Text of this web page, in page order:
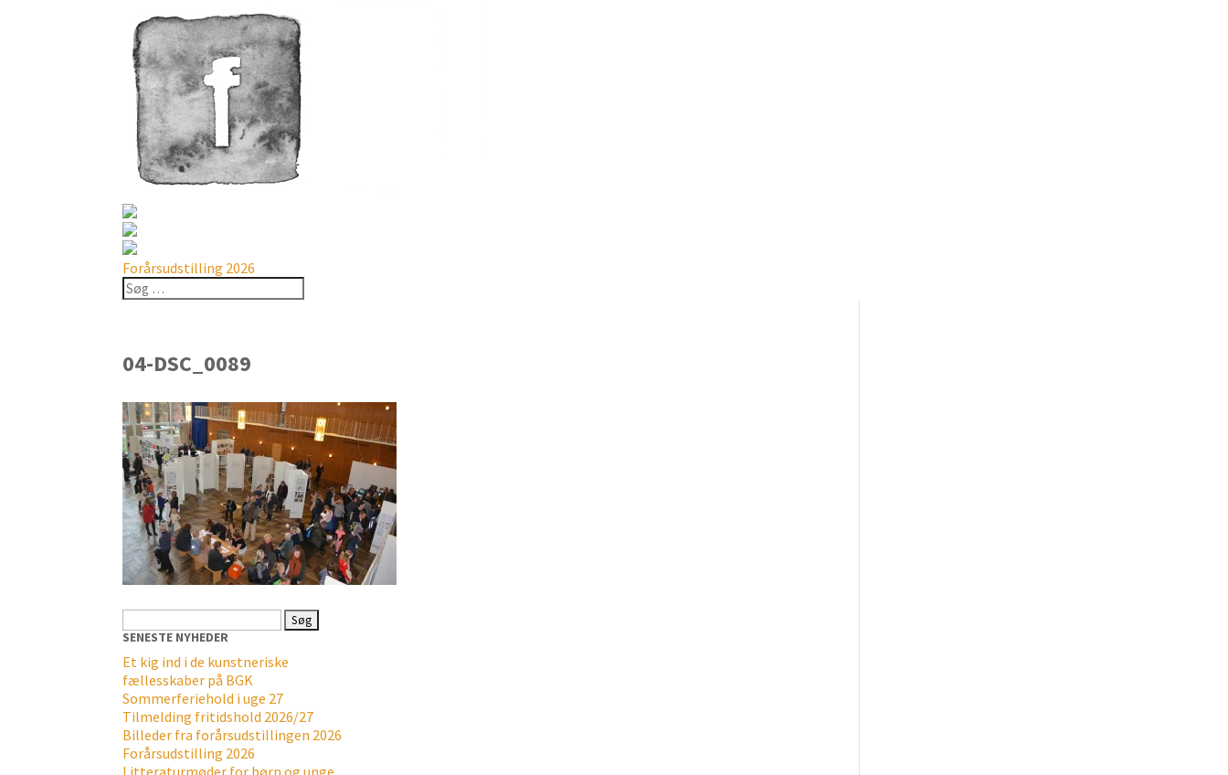
Forårsudstilling 2026
04-DSC_0089
efter:
SENESTE NYHEDER
Et kig ind i de kunstneriske
fællesskaber på BGK
Sommerferiehold i uge 27
Tilmelding fritidshold 2026/27
Billeder fra forårsudstillingen 2026
Forårsudstilling 2026
Litteraturmøder for børn og unge